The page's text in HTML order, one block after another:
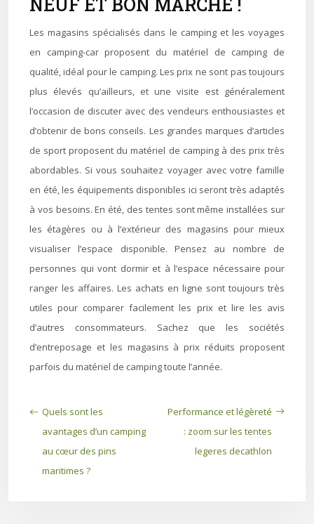
Les magasins spécialisés dans le camping et les voyages
en camping-car proposent du matériel de camping de
qualité, idéal pour le camping. Les prix ne sont pas toujours
plus élevés qu’ailleurs, et une visite est généralement
l’occasion de discuter avec des vendeurs enthousiastes et
d’obtenir de bons conseils. Les grandes marques d’articles
de sport proposent du matériel de camping à des prix très
abordables. Si vous souhaitez voyager avec votre famille
en été, les équipements disponibles ici seront très adaptés
à vos besoins. En été, des tentes sont même installées sur
les étagères ou à l’extérieur des magasins pour mieux
visualiser l’espace disponible. Pensez au nombre de
personnes qui vont dormir et à l’espace nécessaire pour
ranger les affaires. Les achats en ligne sont toujours très
utiles pour comparer facilement les prix et lire les avis
d’autres consommateurs. Sachez que les sociétés
d’entreposage et les magasins à prix réduits proposent
parfois du matériel de camping toute l’année.
Quels sont les
avantages d’un camping
au cœur des pins
maritimes ?
Performance et légèreté
: zoom sur les tentes
legeres decathlon